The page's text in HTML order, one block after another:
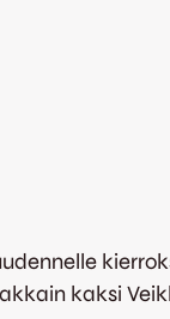
kaksi